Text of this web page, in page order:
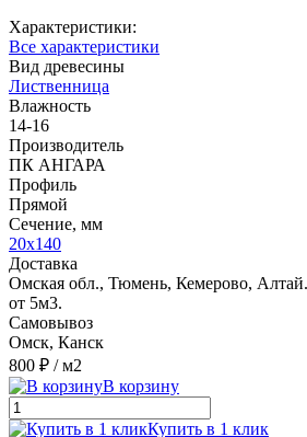
Характеристики:
Все характеристики
Вид древесины
Лиственница
Влажность
14-16
Производитель
ПК АНГАРА
Профиль
Прямой
Сечение, мм
20х140
Доставка
Омская обл., Тюмень, Кемерово, Алтай.
от 5м3.
Самовывоз
Омск, Канск
800 ₽ / м2
В корзину
Купить в 1 клик